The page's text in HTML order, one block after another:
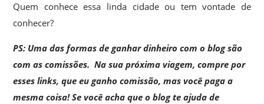
Quem conhece essa linda cidade ou tem vontade de
conhecer?
PS: Uma das formas de ganhar dinheiro com o blog são
com as comissões. Na sua próxima viagem, compre por
esses links, que eu ganho comissão, mas você paga a
mesma coisa! Se você acha que o blog te ajuda de